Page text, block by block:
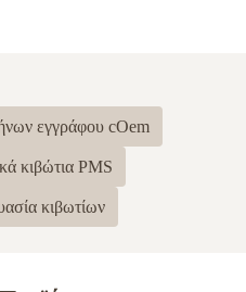
εγγράφου cOem
κιβώτια PMS
κιβωτίων